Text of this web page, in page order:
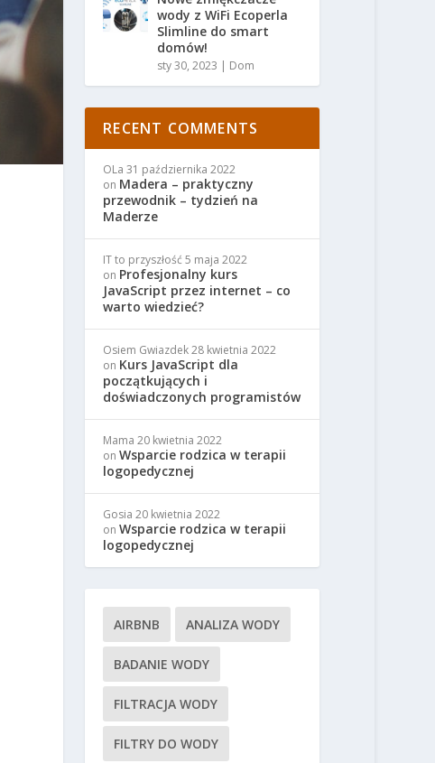
wody z WiFi Ecoperla
Slimline do smart
domów!
sty 30, 2023 | Dom
RECENT COMMENTS
OLa 31 października 2022
on Madera – praktyczny
przewodnik – tydzień na
Maderze
IT to przyszłość5 maja 2022
on Profesjonalny kurs
JavaScript przez internet – co
warto wiedzieć?
Osiem Gwiazdek28 kwietnia 2022
on Kurs JavaScript dla
początkujących i
doświadczonych programistów
Mama 20 kwietnia 2022
onWsparcie rodzica w terapii
logopedycznej
Gosia 20 kwietnia 2022
onWsparcie rodzica w terapii
logopedycznej
AIRBNB ANALIZA WODY
BADANIE WODY
FILTRACJA WODY
FILTRY DO WODY